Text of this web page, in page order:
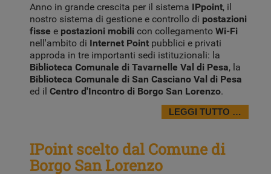
Anno in grande crescita per il sistema IPpoint, il
nostro sistema di gestione e controllo di postazioni
fisse e postazioni mobili con collegamento Wi-Fi
nell'ambito di Internet Point pubblici e privati
approda in tre importanti sedi istituzionali: la
Biblioteca Comunale di Tavarnelle Val di Pesa, la
Biblioteca Comunale di San Casciano Val di Pesa
ed il Centro d'Incontro di Borgo San Lorenzo.
LEGGI TUTTO …
IPoint scelto dal Comune di
Borgo San Lorenzo